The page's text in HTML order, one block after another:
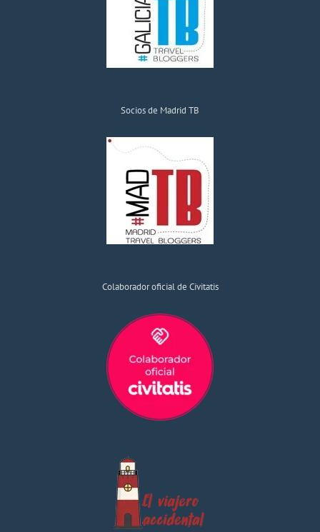
Socios de Madrid TB
Colaborador oficial de Civitatis